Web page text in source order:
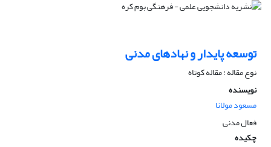
توسعه پایدار و نهادهای مدنی
نوع مقاله : مقاله کوتاه
نویسنده
مسعود مولانا
فعال مدنی
چکیده